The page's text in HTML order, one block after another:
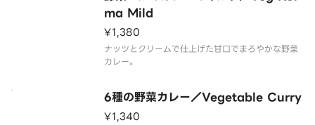
ma Mild
¥1,380
ナッツとクリームで仕上げた甘口でまろやかな野菜
カレー。
6種の野菜カレー／Vegetable Curry
¥1,340